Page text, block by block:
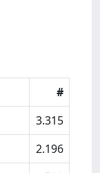
#
3.315
2.196